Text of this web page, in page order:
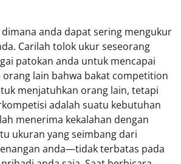
anda dapat sering mengukur
Carilah tolok ukur seseorang
patokan anda untuk mencapai
orang lain bahwa bakat competition
menjatuhkan orang lain, tetapi
adalah suatu kebutuhan
menerima kekalahan dengan
ukuran yang seimbang dari
anda—tidak terbatas pada